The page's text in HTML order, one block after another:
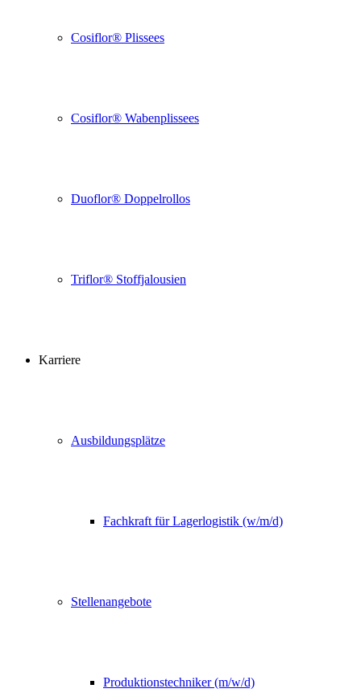
Cosiflor® Plissees
Cosiflor® Wabenplissees
Duoflor® Doppelrollos
Triflor® Stoffjalousien
Karriere
Ausbildungsplätze
Fachkraft für Lagerlogistik (w/m/d)
Stellenangebote
Produktionstechniker (m/w/d)